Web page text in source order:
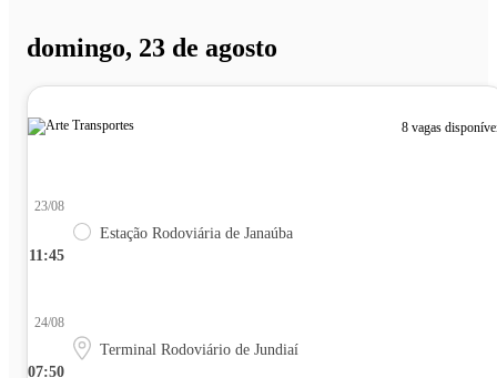
domingo, 23 de agosto
8 vagas
11:45
23/08
Estação Rodoviária de Janaúba
07:50
24/08
Terminal Rodoviário de Jundiaí